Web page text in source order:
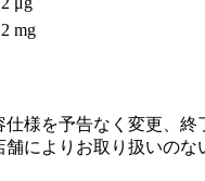
mg
仕様を予告なく変更、終
舗によりお取り扱いのな